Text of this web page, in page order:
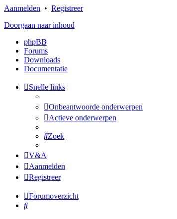
Aanmelden • Registreer
Doorgaan naar inhoud
phpBB
Forums
Downloads
Documentatie
Snelle links
Onbeantwoorde onderwerpen
Actieve onderwerpen
Zoek
V&A
Aanmelden
Registreer
Forumoverzicht
Zoek